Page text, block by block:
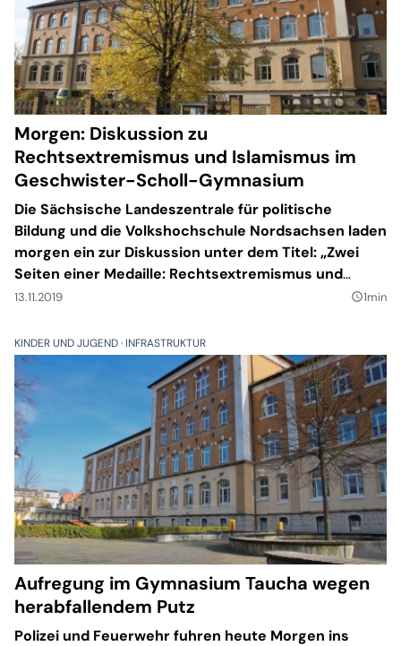
Morgen: Diskussion zu
Rechtsextremismus und Islamismus im
Geschwister-Scholl-Gymnasium
Die Sächsische Landeszentrale für politische
Bildung und die Volkshochschule Nordsachsen laden
morgen ein zur Diskussion unter dem Titel: „Zwei
Seiten einer Medaille: Rechtsextremismus und
Islamismus”. Die Veranstaltung findet im
13.11.2019 query_builder1min
KINDER UND JUGEND INFRASTRUKTUR
Aufregung im Gymnasium Taucha wegen
herabfallendem Putz
Polizei und Feuerwehr fuhren heute Morgen ins